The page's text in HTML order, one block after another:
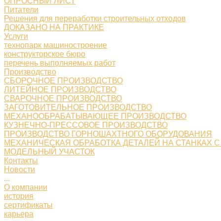
Питатели
Решения для переработки строительных отходов
ДОКАЗАНО НА ПРАКТИКЕ
Услуги
технопарк машиностроение
конструкторское бюро
перечень выполняемых работ
Производство
СБОРОЧНОЕ ПРОИЗВОДСТВО
ЛИТЕЙНОЕ ПРОИЗВОДСТВО
СВАРОЧНОЕ ПРОИЗВОДСТВО
ЗАГОТОВИТЕЛЬНОЕ ПРОИЗВОДСТВО
МЕХАНООБРАБАТЫВАЮЩЕЕ ПРОИЗВОДСТВО
КУЗНЕЧНО-ПРЕССОВОЕ ПРОИЗВОДСТВО
ПРОИЗВОДСТВО ГОРНОШАХТНОГО ОБОРУДОВАНИЯ
МЕХАНИЧЕСКАЯ ОБРАБОТКА ДЕТАЛЕЙ НА СТАНКАХ
МОДЕЛЬНЫЙ УЧАСТОК
Контакты
Новости
...
О компании
история
сертификаты
карьера